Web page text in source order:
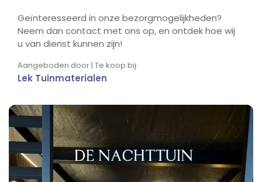
Geïnteresseerd in onze bezorgmogelijkheden?
Neem dan contact met ons op, en ontdek hoe wij
u van dienst kunnen zijn!
Aangeboden door | Te koop bij:
Lek Tuinmaterialen